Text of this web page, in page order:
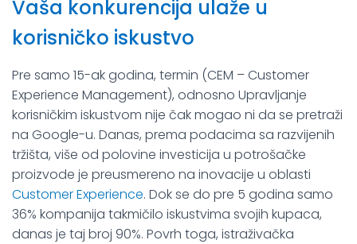
Vaša konkurencija ulaže u
korisničko iskustvo
Pre samo 15-ak godina, termin (CEM – Customer
Experience Management), odnosno Upravljanje
korisničkim iskustvom nije čak mogao ni da se pretraži
na Google-u. Danas, prema podacima sa razvijenih
tržišta, više od polovine investicija u potrošačke
proizvode je preusmereno na inovacije u oblasti
Customer Experience. Dok se do pre 5 godina samo
36% kompanija takmičilo iskustvima svojih kupaca,
danas je taj broj 90%. Povrh toga, istraživačka